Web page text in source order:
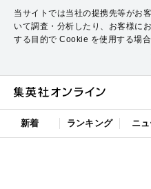
当サイトでは当社の提携先等がお
いて調査・分析したり、お客様に
する目的で Cookie を使用する場合
新着 ランキング ニ